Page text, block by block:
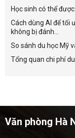
Học sinh có thể
Cách dùng AI để tối
không bị đánh...
So sánh du học Mỹ
Tổng quan chi phí
Văn phòng Hà